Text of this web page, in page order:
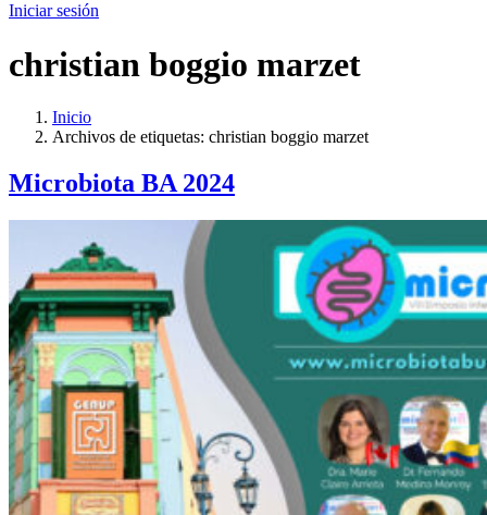
Iniciar sesión
christian boggio marzet
Inicio
Archivos de etiquetas: christian boggio marzet
Microbiota BA 2024